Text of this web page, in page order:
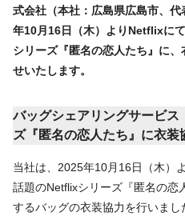
式会社（本社：広島県広島市、
年10月16日（木）よりNetflixに
シリーズ『匿名の恋人たち』に
せいたします。
バッグシェアリングサービ
ズ『匿名の恋人たち』に衣装
当社は、2025年10月16日（木）
話題のNetflixシリーズ『匿名の恋
するバッグの衣装協力を行いまし